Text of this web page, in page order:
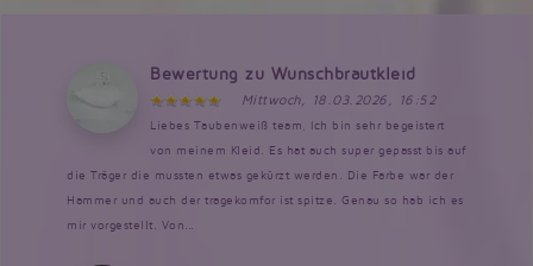
Bewertung zu Wunschbrautkleid
Mittwoch, 18.03.2026, 16:52
Liebes Taubenweiß team, Ich bin sehr begeistert
von meinem Kleid. Es hat auch super gepasst bis auf
die Träger die mussten etwas gekürzt werden. Die Farbe war der
Hammer und auch der tragekomfor ist spitze. Genau so hab ich es
mir vorgestellt. Von...